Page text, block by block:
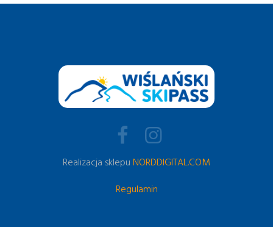
Realizacja sklepuNORDDIGITAL.COM
Regulamin